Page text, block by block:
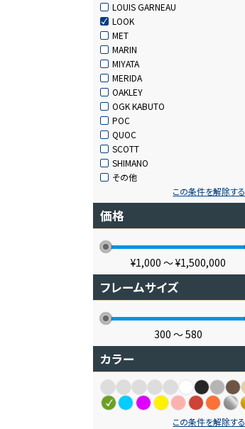
LOUIS GARNEAU
LOOK
MET
MARIN
MIYATA
MERIDA
OAKLEY
OGK KABUTO
POC
QUOC
SCOTT
SHIMANO
その他
この条件を解除する
価格
¥1,000 〜¥1,500,000
フレームサイズ
300 〜580
カラー
この条件を解除する